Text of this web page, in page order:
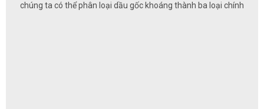
chúng ta có thể phân loại dầu gốc khoáng thành ba loại chính